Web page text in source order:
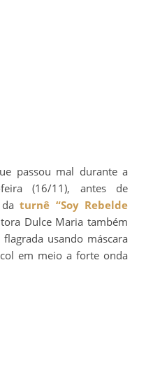
passou mal durante a
feira (16/11), antes de
turnê “Soy Rebelde
Dulce Maria também
usando máscara
em meio a forte onda